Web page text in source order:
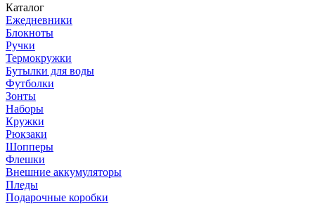
Каталог
Ежедневники
Блокноты
Ручки
Термокружки
Бутылки для воды
Футболки
Зонты
Наборы
Кружки
Рюкзаки
Шопперы
Флешки
Внешние аккумуляторы
Пледы
Подарочные коробки